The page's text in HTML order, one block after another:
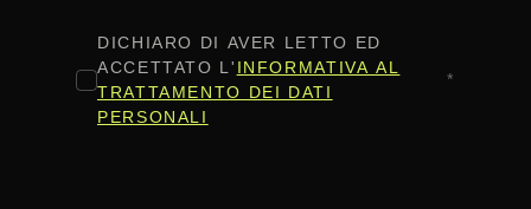
CONSENSO*
DICHIARO DI AVER LETTO ED
ACCETTATO L' INFORMATIVA AL
TRATTAMENTO DEI DATI
PERSONALI
*